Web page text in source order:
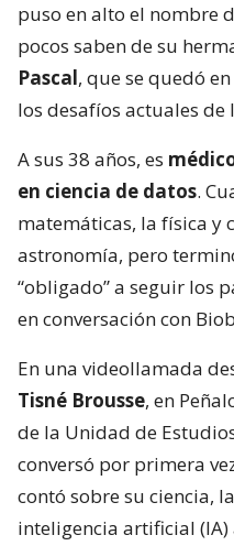
puso en alto el nombre
pocos saben de su
Pascal, que se quedó
los desafíos actuales
A sus 38 años, es
en ciencia de datos.
matemáticas, la física y
astronomía, pero
“obligado” a seguir los
en conversación con
En una videollamada
Tisné Brousse, en
de la Unidad de
conversó por primera
contó sobre su ciencia,
inteligencia artificial